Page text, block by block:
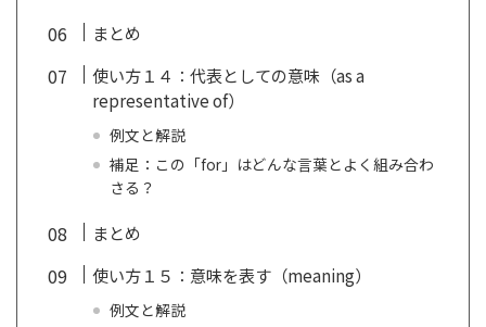
まとめ
使い方１４：代表としての意味（as a
representative of）
例文と解説
補足：この「for」はどんな言葉とよく組み合わ
さる？
まとめ
使い方１５：意味を表す（meaning）
例文と解説